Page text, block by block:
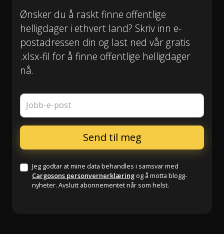
Ønsker du å raskt finne offentlige
helligdager i ethvert land? Skriv inn e-
postadressen din og last ned vår gratis
.xlsx-fil for å finne offentlige helligdager
nå.
Jobb-e-post
Jeg godtar at mine data behandles i samsvar med
Cargosons personvernerklæring og å motta blogg-
nyheter. Avslutt abonnementet når som helst.